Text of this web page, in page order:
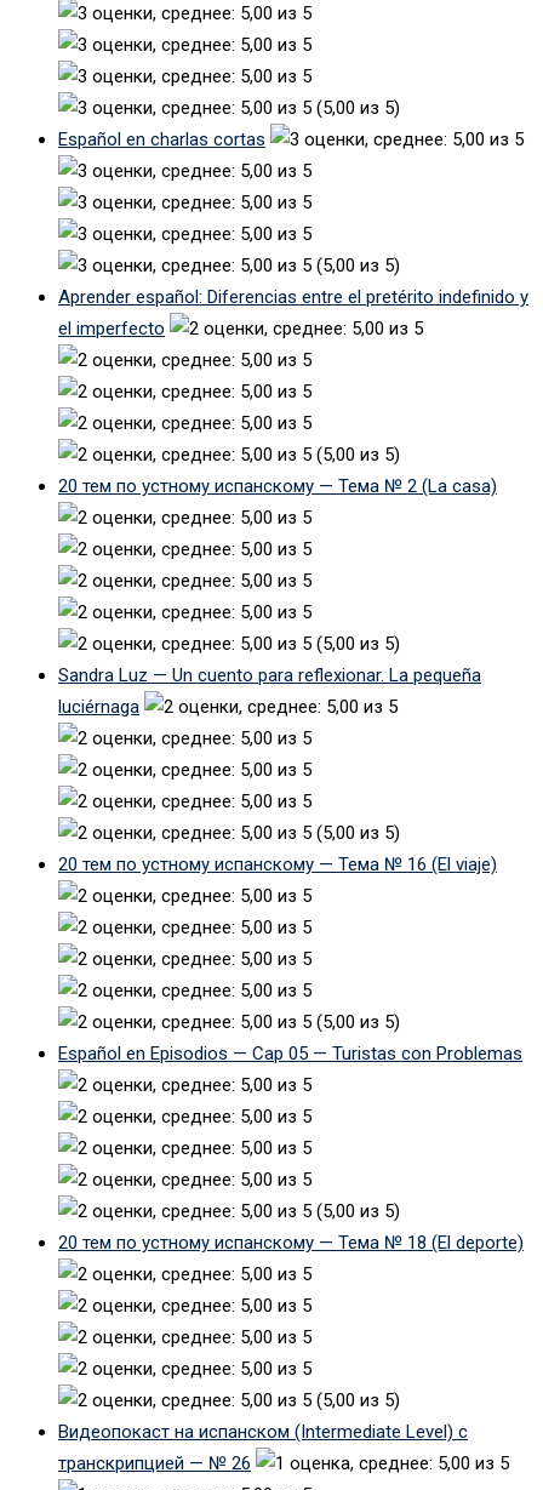
(5,00 из 5)
Español en charlas cortas
(5,00 из 5)
Aprender español: Diferencias entre el pretérito indefinido y
el imperfecto
(5,00 из 5)
20 тем по устному испанскому — Тема № 2 (La casa)
(5,00 из 5)
Sandra Luz — Un cuento para reflexionar. La pequeña
luciérnaga
(5,00 из 5)
20 тем по устному испанскому — Тема № 16 (El viaje)
(5,00 из 5)
Español en Episodios — Cap 05 — Turistas con Problemas
(5,00 из 5)
20 тем по устному испанскому — Тема № 18 (El deporte)
(5,00 из 5)
Видеопокаст на испанском (Intermediate Level) с
транскрипцией — № 26